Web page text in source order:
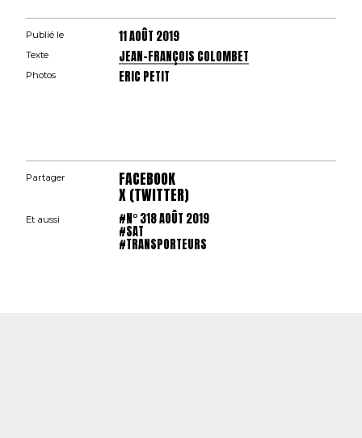
Publié le 11 AOÛT 2019
Texte JEAN-FRANÇOIS COLOMBET
Photos ERIC PETIT
Partager FACEBOOK
X (TWITTER)
Et aussi #N° 318 AOÛT 2019
#SAT
#TRANSPORTEURS